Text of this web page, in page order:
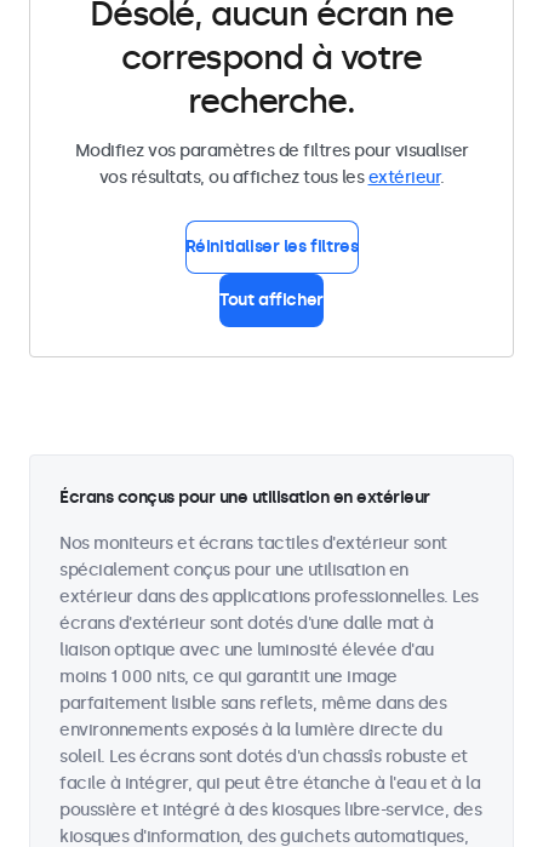
Désolé, aucun écran ne
correspond à votre
recherche.
Modifiez vos paramètres de filtres pour visualiser
vos résultats, ou affichez tous lesextérieur.
Réinitialiser les filtres
Tout afficher
Écrans conçus pour une utilisation en extérieur
Nos moniteurs et écrans tactiles d'extérieur sont
spécialement conçus pour une utilisation en
extérieur dans des applications professionnelles. Les
écrans d'extérieur sont dotés d'une dalle mat à
liaison optique avec une luminosité élevée d'au
moins 1 000 nits, ce qui garantit une image
parfaitement lisible sans reflets, même dans des
environnements exposés à la lumière directe du
soleil. Les écrans sont dotés d'un chassîs robuste et
facile à intégrer, qui peut être étanche à l'eau et à la
poussière et intégré à des kiosques libre-service, des
kiosques d'information, des guichets automatiques,